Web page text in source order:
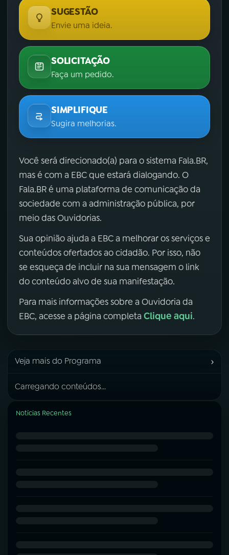
SUGESTÃO
Envie uma ideia.
SOLICITAÇÃO
Faça um pedido.
SIMPLIFIQUE
Sugira melhorias.
Você será direcionado(a) para o sistema Fala.BR,
mas é com a EBC que estará dialogando. O
Fala.BR é uma plataforma de comunicação da
sociedade com a administração pública, por
meio das Ouvidorias.
Sua opinião ajuda a EBC a melhorar os serviços e
conteúdos ofertados ao cidadão. Por isso, não
se esqueça de incluir na sua mensagem o link
do conteúdo alvo de sua manifestação.
Para mais informações sobre a Ouvidoria da
EBC, acesse a página completa Clique aqui.
Veja mais do Programa ›
Carregando conteúdos...
Notícias Recentes